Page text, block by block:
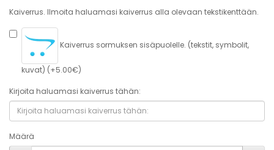
Kaiverrus. Ilmoita haluamasi kaiverrus alla olevaan tekstikenttään.
Kaiverrus sormuksen sisäpuolelle. (tekstit, symbolit,
kuvat) (+5.00€)
Kirjoita haluamasi kaiverrus tähän:
Määrä